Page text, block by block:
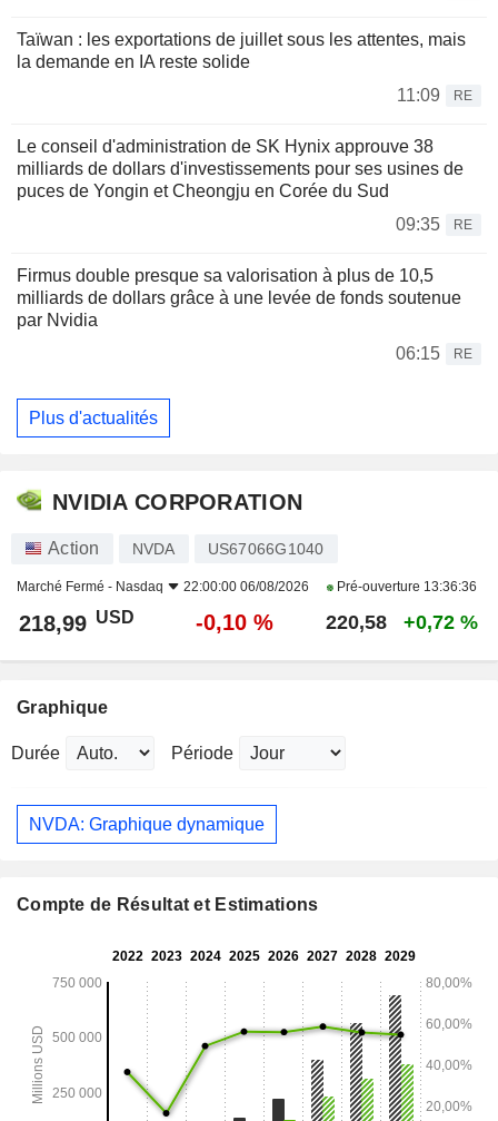
Taïwan : les exportations de juillet sous les attentes, mais
la demande en IA reste solide
11:09
RE
Le conseil d'administration de SK Hynix approuve 38
milliards de dollars d'investissements pour ses usines de
puces de Yongin et Cheongju en Corée du Sud
09:35
RE
Firmus double presque sa valorisation à plus de 10,5
milliards de dollars grâce à une levée de fonds soutenue
par Nvidia
06:15
RE
Plus d'actualités
NVIDIA CORPORATION
Action NVDA US67066G1040
Marché Fermé - Nasdaq 22:00:00 06/08/2026 Pré-ouverture 13:36:36
218,99 USD -0,10 % 220,58 +0,72 %
Graphique
Durée Période
NVDA: Graphique dynamique
Compte de Résultat et Estimations